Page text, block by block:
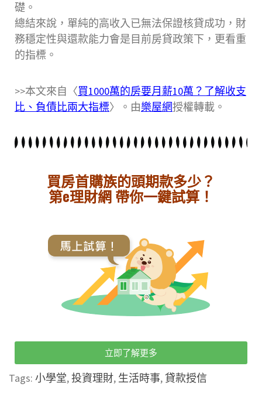
礎。
總結來說，單純的高收入已無法保證核貸成功，財
務穩定性與還款能力會是目前房貸政策下，更看重
的指標。
>>本文來自〈買1000萬的房要月薪10萬？了解收支
比、負債比兩大指標〉。由樂屋網授權轉載。
買房首購族的頭期款多少？
第e理財網 帶你一鍵試算！
立即了解更多
Tags: 小學堂,投資理財, 生活時事, 貸款授信